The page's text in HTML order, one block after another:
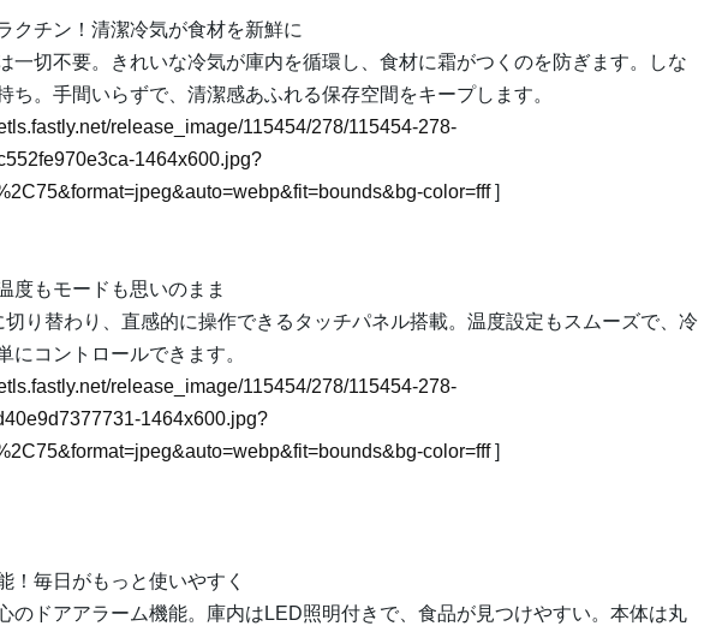
クチン！清潔冷気が食材を新鮮に
一切不要。きれいな冷気が庫内を循環し、食材に霜がつくのを防ぎます。しな
ち。手間いらずで、清潔感あふれる保存空間をキープします。
release_image/115454/278/115454-278-
1464x600.jpg?
color=fff]
度もモードも思いのまま
り替わり、直感的に操作できるタッチパネル搭載。温度設定もスムーズで、冷
にコントロールできます。
release_image/115454/278/115454-278-
1464x600.jpg?
color=fff]
！毎日がもっと使いやすく
のドアアラーム機能。庫内はLED照明付きで、食品が見つけやすい。本体は丸